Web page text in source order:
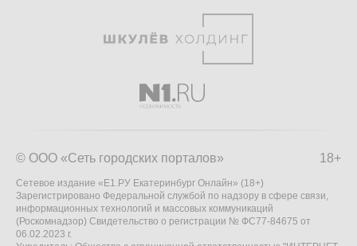
18+
© ООО «Сеть городских порталов»
Сетевое издание «Е1.РУ Екатеринбург Онлайн» (18+)
Зарегистрировано Федеральной службой по надзору в сфере связи,
информационных технологий и массовых коммуникаций
(Роскомнадзор) Свидетельство о регистрации № ФС77-84675 от
06.02.2023 г.